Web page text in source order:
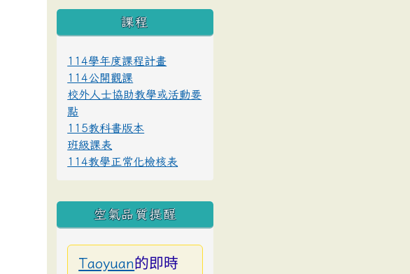
課程
114學年度課程計畫
114公開觀課
校外人士協助教學或活動要
點
115教科書版本
班級課表
114教學正常化檢核表
空氣品質提醒
Taoyuan的即時